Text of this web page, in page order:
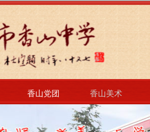
香山党团 香山美术